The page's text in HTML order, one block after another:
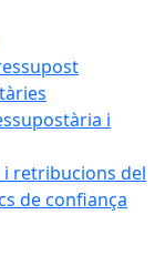
i
i retribucions del
de confiança